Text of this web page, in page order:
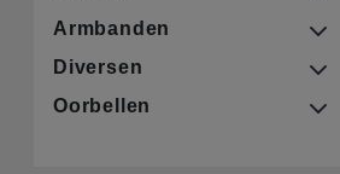
Armbanden
Diversen
Oorbellen